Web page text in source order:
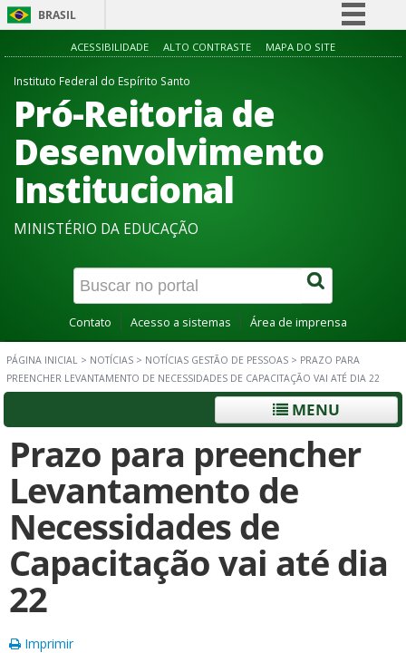
BRASIL
Simplifique!
Acesso à informação
Legislação
ACESSIBILIDADE ALTO CONTRASTE MAPA DO SITE
Instituto Federal do Espírito Santo
Pró-Reitoria de
Desenvolvimento
Institucional
MINISTÉRIO DA EDUCAÇÃO
Contato Acesso a sistemas Área de imprensa
PÁGINA INICIAL > NOTÍCIAS > NOTÍCIAS GESTÃO DE PESSOAS > PRAZO PARA
PREENCHER LEVANTAMENTO DE NECESSIDADES DE CAPACITAÇÃO VAI ATÉ DIA 22
MENU
Prazo para preencher
Levantamento de
Necessidades de
Capacitação vai até dia
22
Imprimir